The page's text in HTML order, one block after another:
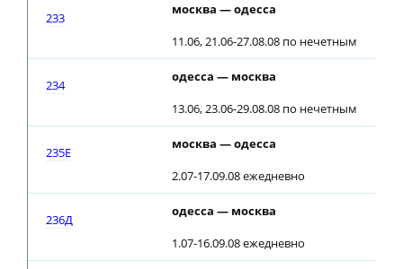
233
москва — одесса
11.06, 21.06-27.08.08 по нечетным
234
одесса — москва
13.06, 23.06-29.08.08 по нечетным
235Е
москва — одесса
2.07-17.09.08 ежедневно
236Д
одесса — москва
1.07-16.09.08 ежедневно